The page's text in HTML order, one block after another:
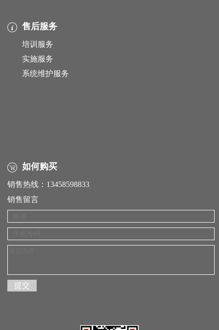
售后服务
培训服务
实施服务
系统维护服务
如何购买
销售热线：13458598833
销售留言